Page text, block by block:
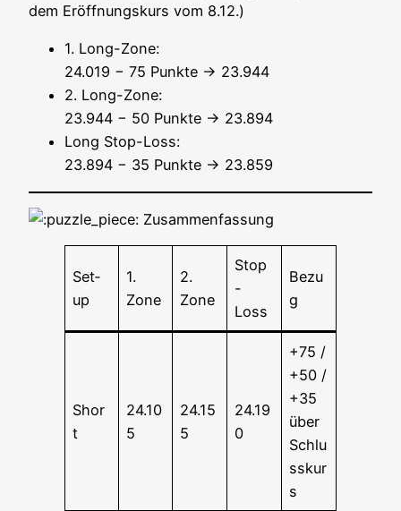
dem Eröff­nungs­kurs vom 8.12.)
1. Long-Zone:
24.019 − 75 Punk­te → 23.944
2. Long-Zone:
23.944 − 50 Punk­te → 23.894
Long Stop-Loss:
23.894 − 35 Punk­te → 23.859
Zusammenfassung
Set­
up
1.
Zone
2.
Zone
Stop
-
Loss
Bezu
g
Shor
t
24.10
5
24.15
5
24.19
0
+75 /
+50 /
+35
über
Schlu
sskur
s